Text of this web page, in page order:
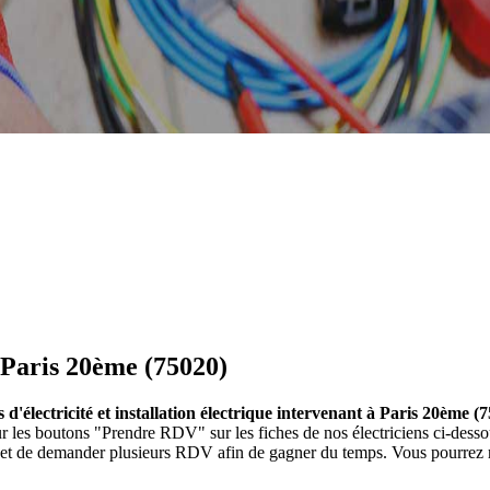
20ème (75020)
d'électricité et installation électrique intervenant à Paris 20ème
boutons "Prendre RDV" sur les fiches de nos électriciens ci-
de demander plusieurs RDV afin de gagner du temps. Vous